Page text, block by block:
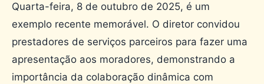
Quarta-feira, 8 de outubro de 2025, é um
exemplo recente memorável. O diretor convidou
prestadores de serviços parceiros para fazer uma
apresentação aos moradores, demonstrando a
importância da colaboração dinâmica com